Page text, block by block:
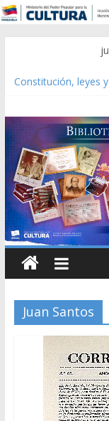
Constitución, leyes
Modesta Bor
Gaceta Oficial de la
Caracas 09 de
Catálogo temático
Juan Santos